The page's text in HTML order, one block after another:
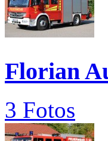
Florian
3 Fotos